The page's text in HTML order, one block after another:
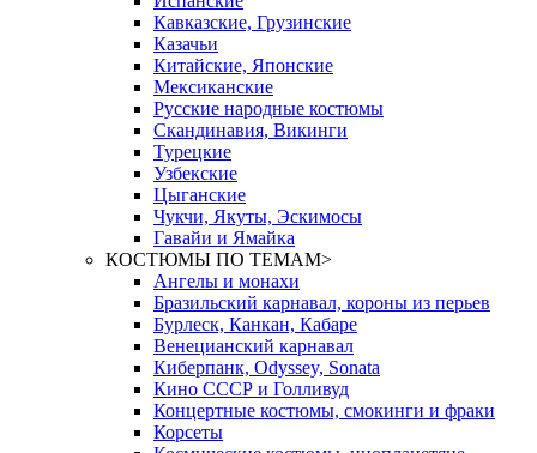
Кавказские, Грузинские
Казачьи
Китайские, Японские
Мексиканские
Русские народные костюмы
Скандинавия, Викинги
Турецкие
Узбекские
Цыганские
Чукчи, Якуты, Эскимосы
Гавайи и Ямайка
КОСТЮМЫ ПО ТЕМАМ>
Ангелы и монахи
Бразильский карнавал, короны из перьев
Бурлеск, Канкан, Кабаре
Венецианский карнавал
Киберпанк, Odyssey, Sonata
Кино СССР и Голливуд
Концертные костюмы, смокинги и фраки
Корсеты